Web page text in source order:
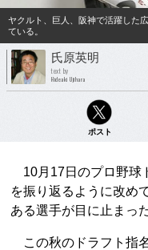
ヤクルト、巨人、阪神で活躍した
ている。
氏原英明
text by
Hideaki Ujihara
ポスト
10月17日のプロ野球
を振り返るように改め
ある選手が目に止まった
この秋のドラフト指